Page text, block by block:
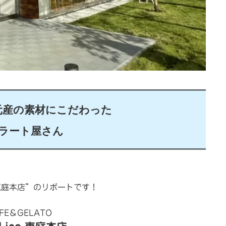
の素材にこだわった
ート屋さん
店”のリポートです！
＆GELATO